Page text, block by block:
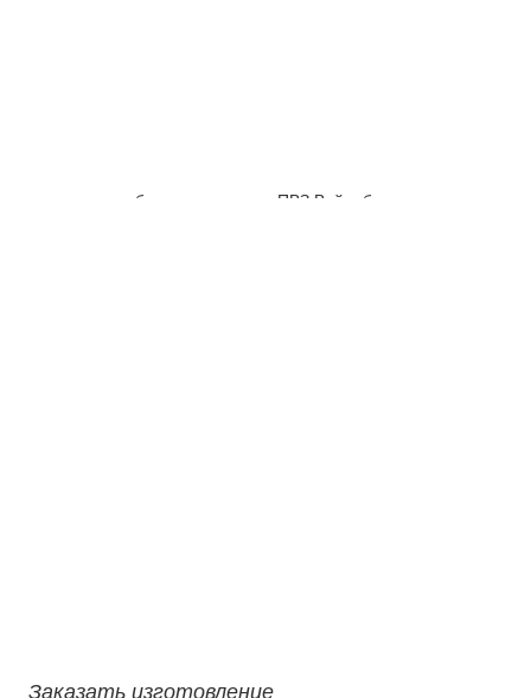
для брендированного ПВЗ Вайлдберриз
Заказать изготовление